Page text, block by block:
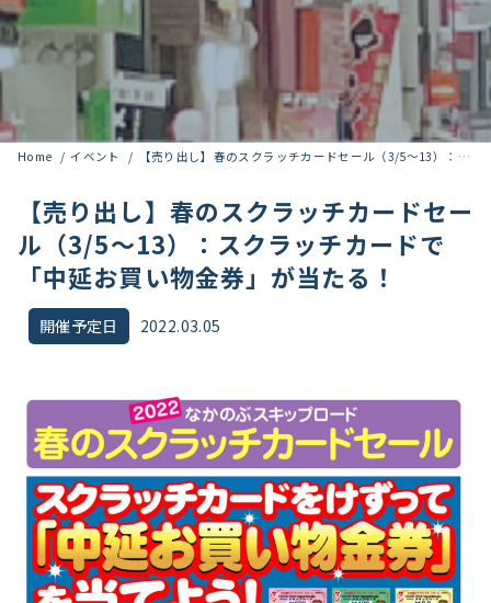
Home イベント 【売り出し】春のスクラッチカードセール（3/5〜13）：スクラッチカードで「中延お買い物金券」が当たる！
【売り出し】春のスクラッチカードセー
ル（3/5〜13）：スクラッチカードで
「中延お買い物金券」が当たる！
開催予定日 2022.03.05